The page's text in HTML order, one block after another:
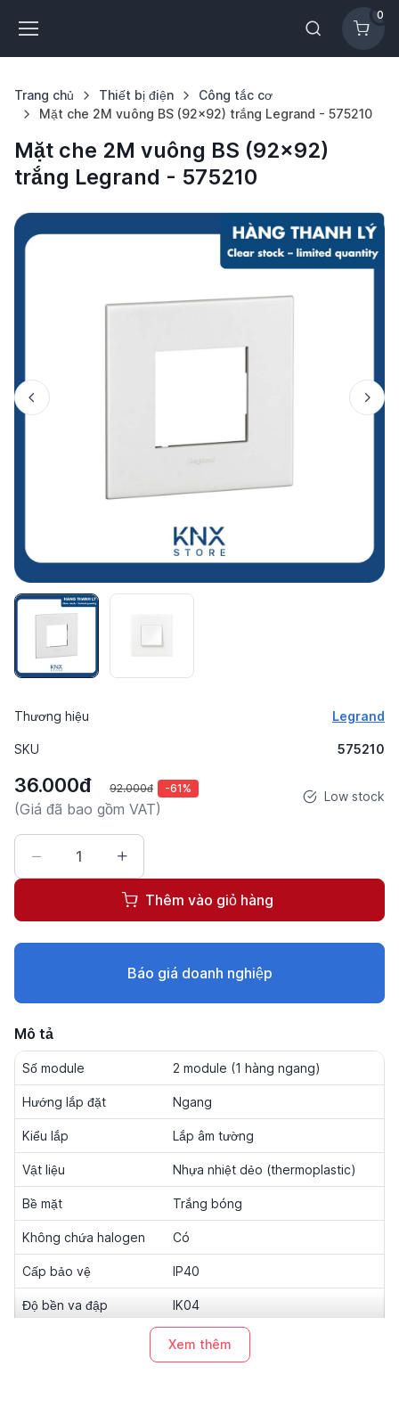
0
Trang chủ Thiết bị điện
Công tắc cơ
Mặt che 2M vuông BS (92x92) trắng Legrand - 575210
Mặt che 2M vuông BS (92x92)
trắng Legrand - 575210
Thương hiệu Legrand
SKU 575210
36.000đ 92.000đ -61%
(Giá đã bao gồm VAT)
Low stock
Thêm vào giỏ hàng
Báo giá doanh nghiệp
Mô tả
Số module 2 module (1 hàng ngang)
Hướng lắp đặt Ngang
Kiểu lắp Lắp âm tường
Vật liệu Nhựa nhiệt dẻo (thermoplastic)
Bề mặt Trắng bóng
Không chứa halogen Có
Cấp bảo vệ IP40
Độ bền va đập IK04
Gài (snap)
Xem thêm